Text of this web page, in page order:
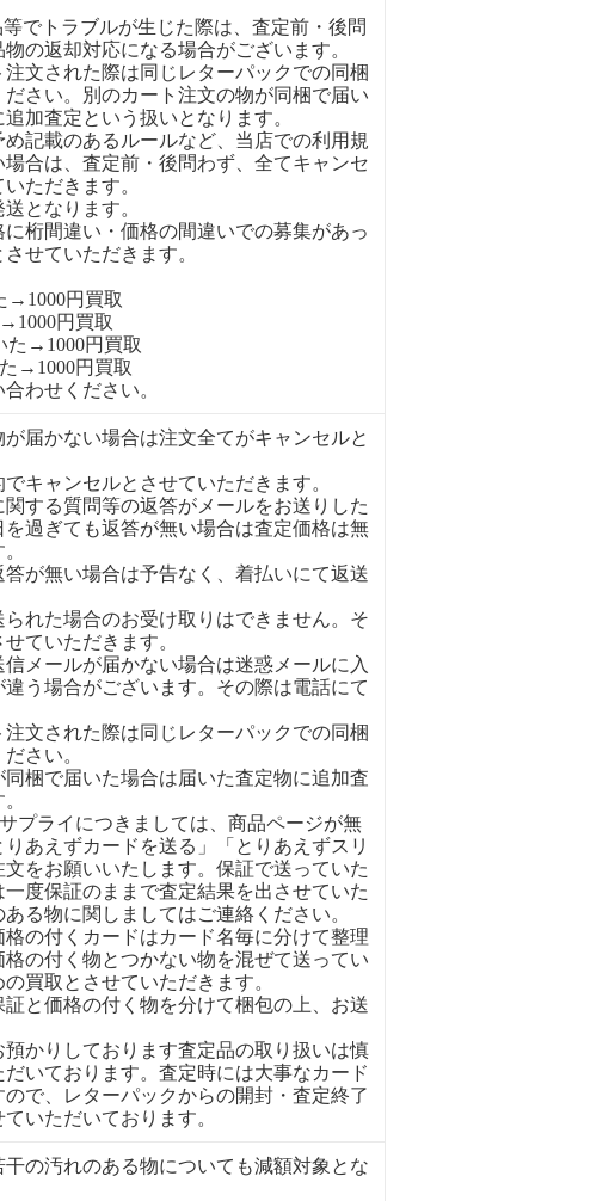
等でトラブルが生じた際は、査定前・後問
の返却対応になる場合がございます。
注文された際は同じレターパックでの同梱
さい。別のカート注文の物が同梱で届い
加査定という扱いとなります。
め記載のあるルールなど、当店での利用規
合は、査定前・後問わず、全てキャンセ
ただきます。
となります。
に桁間違い・価格の間違いでの募集があっ
せていただきます。
→1000円買取
円買取
た→1000円買取
→1000円買取
わせください。
が届かない場合は注文全てがキャンセルと
キャンセルとさせていただきます。
する質問等の返答がメールをお送りした
を過ぎても返答が無い場合は査定価格は無
答が無い場合は予告なく、着払いにて返送
られた場合のお受け取りはできません。そ
ていただきます。
信メールが届かない場合は迷惑メールに入
う場合がございます。その際は電話にて
注文された際は同じレターパックでの同梱
さい。
同梱で届いた場合は届いた査定物に追加査
プライにつきましては、商品ページが無
あえずカードを送る」「とりあえずスリ
をお願いいたします。保証で送っていた
度保証のままで査定結果を出させていた
る物に関しましてはご連絡ください。
格の付くカードはカード名毎に分けて整理
の付く物とつかない物を混ぜて送ってい
買取とさせていただきます。
証と価格の付く物を分けて梱包の上、お送
預かりしております査定品の取り扱いは慎
いております。査定時には大事なカード
で、レターパックからの開封・査定終了
いただいております。
干の汚れのある物についても減額対象とな